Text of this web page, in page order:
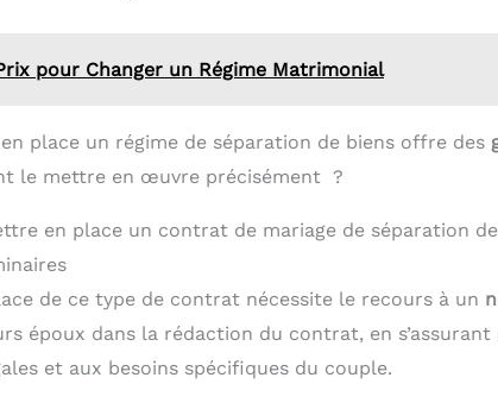
pour Changer un Régime Matrimonial
place un régime de séparation de biens offre des
le mettre en œuvre précisément ?
en place un contrat de mariage de séparation
de ce type de contrat nécessite le recours à un
époux dans la rédaction du contrat, en
et aux besoins spécifiques du couple.